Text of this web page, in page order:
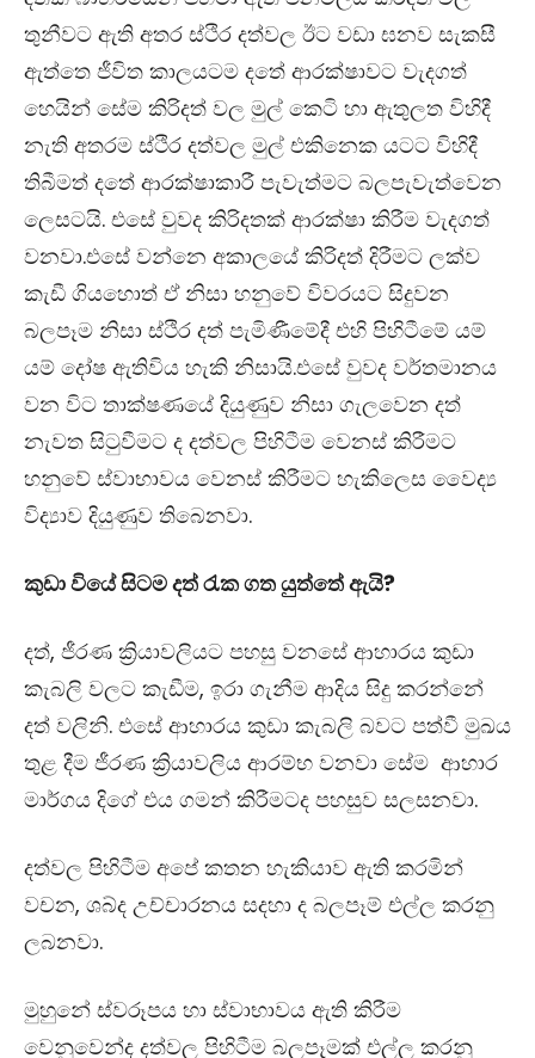
තුනීවට ඇති අතර ස්ථිර දත්වල ඊට වඩා ඝනව සැකසී
ඇත්තෙ ජීවිත කාලයටම දතේ ආරක්ෂාවට වැදගත්
හෙයින් සේම කිරිදත් වල මුල් කෙටි හා ඇතුලත විහිදී
නැති අතරම ස්ථිර දත්වල මුල් එකිනෙක යටට විහිදී
තිබීමත් දතේ ආරක්ෂාකාරී පැවැත්මට බලපැවැත්වෙන
ලෙසටයි. එසේ වුවද කිරිදතක් ආරක්ෂා කිරීම වැදගත්
වනවා.එසේ වන්නෙ අකාලයේ කිරිදත් දිරීමට ලක්ව
කැඩී ගියහොත් ඒ නිසා හනුවේ විවරයට සිදුවන
බලපෑම නිසා ස්ථිර දත් පැමිණීමේදී එහි පිහිටීමේ යම්
යම් දෝෂ ඇතිවිය හැකි නිසායි.එසේ වුවද වර්තමානය
වන විට තාක්ෂණයේ දියුණුව නිසා ගැලවෙන දත්
නැවත සිටුවීමට ද දත්වල පිහිටීම වෙනස් කිරීමට
හනුවේ ස්වාභාවය වෙනස් කිරීමට හැකිලෙස වෛද්‍ය
විද්‍යාව දියුණුව තිබෙනවා.
කුඩා වියේ සිටම දත් රැක ගත යුත්තේ ඇයි?
දත්, ජීරණ ක්‍රියාවලියට පහසු වනසේ ආහාරය කුඩා
කැබලි වලට කැඩීම, ඉරා ගැනීම ආදිය සිදු කරන්නේ
දත් වලිනි. එසේ ආහාරය කුඩා කැබලි බවට පත්වී මුඛය
තුළ දීම ජීරණ ක්‍රියාවලිය ආරම්භ වනවා සේම ආහාර
මාර්ගය දිගේ එය ගමන් කිරීමටද පහසුව සලසනවා.
දත්වල පිහිටීම අපේ කතන හැකියාව ඇති කරමින්
වචන, ශබ්ද උච්චාරනය සදහා ද බලපෑම් එල්ල කරනු
ලබනවා.
මුහුනේ ස්වරූපය හා ස්වාභාවය ඇති කිරීම
වෙනුවෙන්ද දත්වල පිහිටීම බලපෑමක් එල්ල කරනු